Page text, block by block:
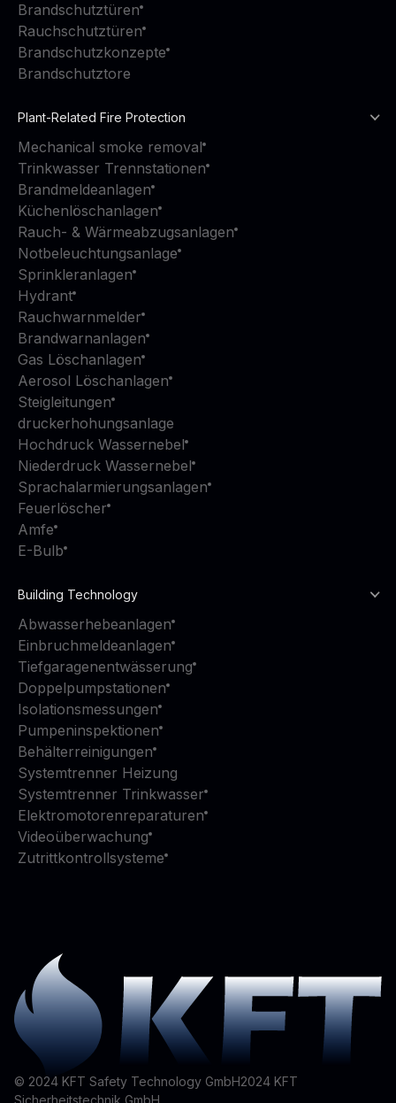
Brandschutztüren
Rauchschutztüren
Brandschutzkonzepte
Brandschutztore
Plant-Related Fire Protection
Mechanical smoke removal
Trinkwasser Trennstationen
Brandmeldeanlagen
Küchenlöschanlagen
Rauch- & Wärmeabzugsanlagen
Notbeleuchtungsanlage
Sprinkleranlagen
Hydrant
Rauchwarnmelder
Brandwarnanlagen
Gas Löschanlagen
Aerosol Löschanlagen
Steigleitungen
druckerhohungsanlage
Hochdruck Wassernebel
Niederdruck Wassernebel
Sprachalarmierungsanlagen
Feuerlöscher
Amfe
E-Bulb
Building Technology
Abwasserhebeanlagen
Einbruchmeldeanlagen
Tiefgaragenentwässerung
Doppelpumpstationen
Isolationsmessungen
Pumpeninspektionen
Behälterreinigungen
Systemtrenner Heizung
Systemtrenner Trinkwasser
Elektromotorenreparaturen
Videoüberwachung
Zutrittkontrollsysteme
© 2024 KFT Safety Technology GmbH2024 KFT